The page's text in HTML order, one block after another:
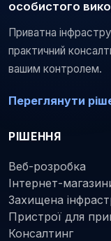
особистого
Приватна
практичний
вашим контролем.
Переглянути
РІШЕННЯ
Веб-розробка
Інтернет-
Захищена
Пристрої для
Консалтинг